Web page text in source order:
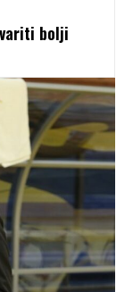
bolji